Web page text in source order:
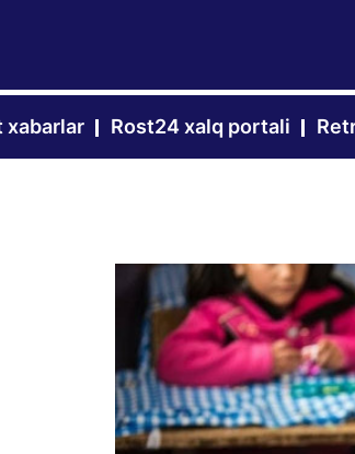
xabarlar Rost24 xalq portali